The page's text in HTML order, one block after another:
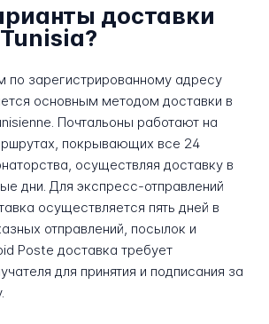
доставки
по зарегистрированному адресу
основным методом доставки в
Почтальоны работают на
покрывающих все 24
осуществляя доставку в
дни. Для экспресс-отправлений
осуществляется пять дней в
отправлений, посылок и
Poste доставка требует
для принятия и подписания за